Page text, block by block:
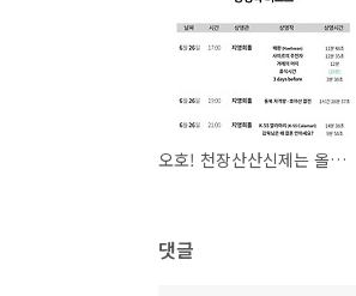
오호! 천장산산신제는 올해도 쭉!
댓글